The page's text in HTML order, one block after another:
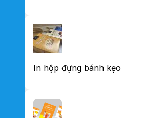
In hộp đựng bánh kẹo